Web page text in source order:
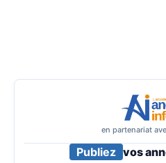
en partenariat
Publiez vos